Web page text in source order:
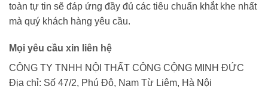
toàn tự tin sẽ đáp ứng đầy đủ các tiêu chuẩn khắt khe nhất
mà quý khách hàng yêu cầu.
Mọi yêu cầu xin liên hệ
CÔNG TY TNHH NỘI THẤT CÔNG CỘNG MINH ĐỨC
Địa chỉ: Số 47/2, Phú Đô, Nam Từ Liêm, Hà Nội